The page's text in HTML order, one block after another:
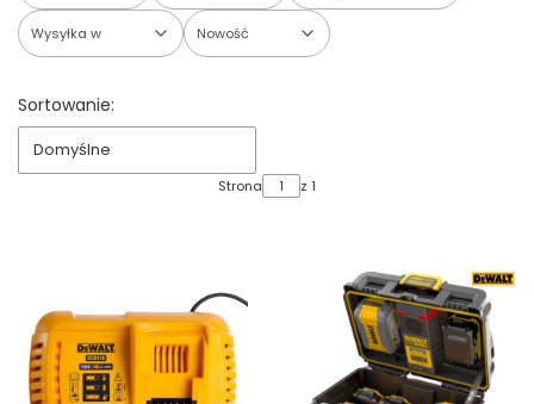
Wysyłka w Nowość
Lista produktów
Sortowanie:
Domyślne
Strona z 1